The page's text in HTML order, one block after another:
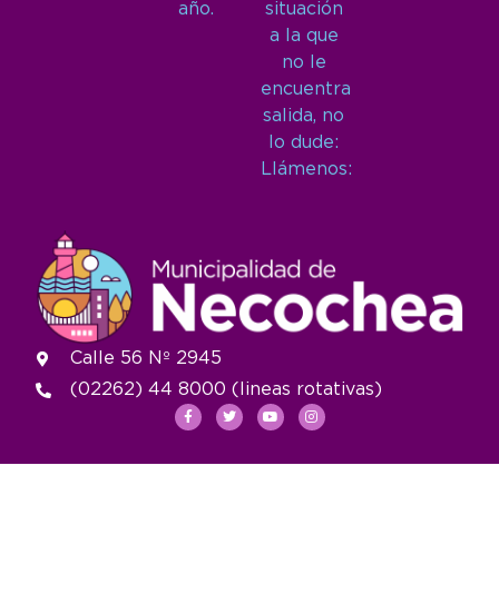
año.
situación
a la que
no le
encuentra
salida, no
lo dude:
Llámenos:
Calle 56 Nº 2945
(02262) 44 8000 (lineas rotativas)